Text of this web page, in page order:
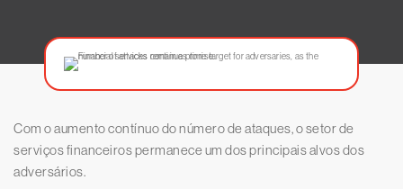
Com o aumento contínuo do número de ataques, o setor de
serviços financeiros permanece um dos principais alvos dos
adversários.